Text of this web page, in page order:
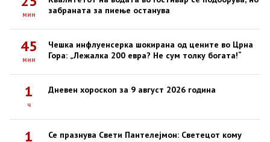
мин
забраната за пиење останува
45
мин
Чешка инфлуенсерка шокирана од цените во Црна
Гора: „Лежалка 200 евра? Не сум толку богата!“
1
ч
Дневен хороскоп за 9 август 2026 година
1
Се празнува Свети Пантелејмон: Светецот кому